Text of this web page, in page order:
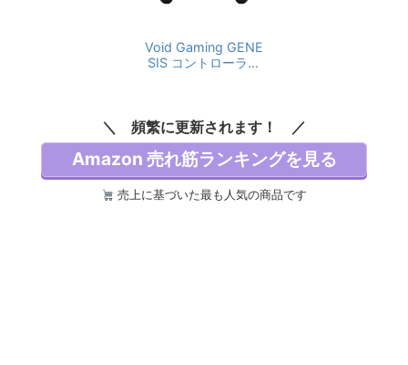
Void Gaming GENE
SIS コントローラー
TMR 10個のカスタム
ボタン ゲームコント
ローラー ゲーミング
コントローラー
頻繁に更新されます！
Amazon 売れ筋ランキングを見る
売上に基づいた最も人気の商品です